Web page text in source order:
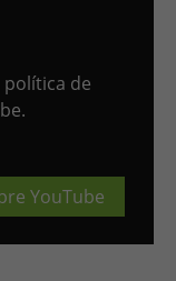
política de
YouTube